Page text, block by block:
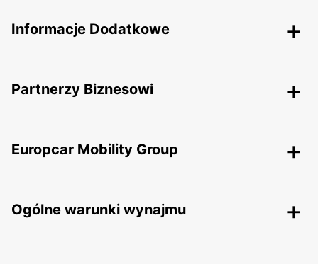
Informacje Dodatkowe
Partnerzy Biznesowi
Europcar Mobility Group
Ogólne warunki wynajmu